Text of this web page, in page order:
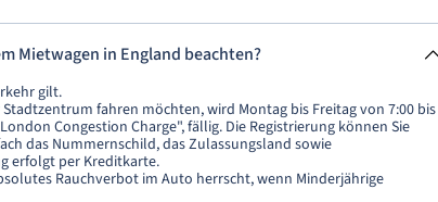
Mietwagen in England beachten?
gilt.
fahren möchten, wird Montag bis Freitag von 7:00 bis
Congestion Charge", fällig. Die Registrierung können Sie
das Nummernschild, das Zulassungsland sowie
erfolgt per Kreditkarte.
Rauchverbot im Auto herrscht, wenn Minderjährige